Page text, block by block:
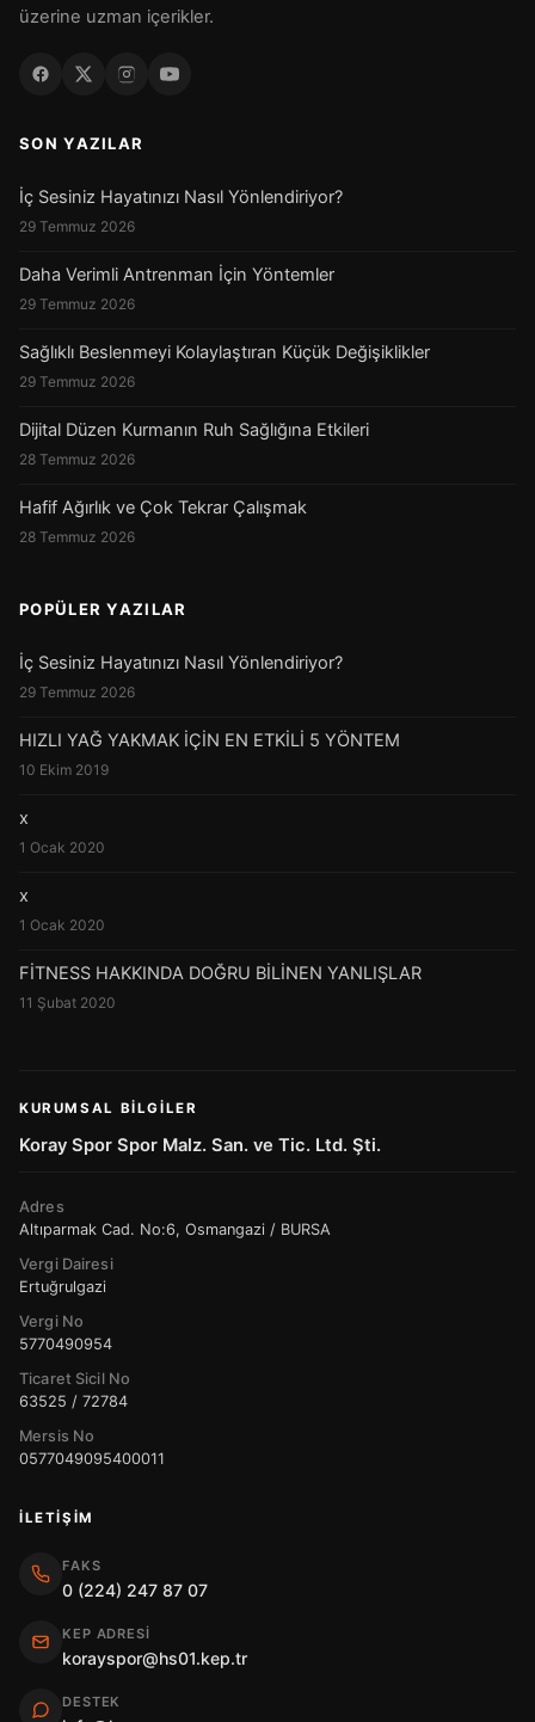
üzerine uzman içerikler.
SON YAZILAR
İç Sesiniz Hayatınızı Nasıl Yönlendiriyor?
29 Temmuz 2026
Daha Verimli Antrenman İçin Yöntemler
29 Temmuz 2026
Sağlıklı Beslenmeyi Kolaylaştıran Küçük Değişiklikler
29 Temmuz 2026
Dijital Düzen Kurmanın Ruh Sağlığına Etkileri
28 Temmuz 2026
Hafif Ağırlık ve Çok Tekrar Çalışmak
28 Temmuz 2026
POPÜLER YAZILAR
İç Sesiniz Hayatınızı Nasıl Yönlendiriyor?
29 Temmuz 2026
HIZLI YAĞ YAKMAK İÇİN EN ETKİLİ 5 YÖNTEM
10 Ekim 2019
x
1 Ocak 2020
x
1 Ocak 2020
FİTNESS HAKKINDA DOĞRU BİLİNEN YANLIŞLAR
11 Şubat 2020
KURUMSAL BILGILER
Koray Spor Spor Malz. San. ve Tic. Ltd. Şti.
Adres
Altıparmak Cad. No:6, Osmangazi / BURSA
Vergi Dairesi
Ertuğrulgazi
Vergi No
5770490954
Ticaret Sicil No
63525 / 72784
Mersis No
0577049095400011
İLETIŞIM
FAKS
0 (224) 247 87 07
KEP ADRESI
korayspor@hs01.kep.tr
DESTEK